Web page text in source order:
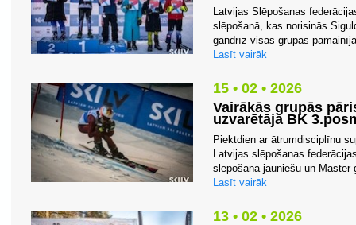
Latvijas Slēpošanas
slēpošanā, kas norisinās
gandrīz visās grupās
Lasīt vairāk
15 • 02 • 2026
Vairākās grupās
uzvarētāja BK
Piektdien ar ātrumdisciplīnu
Latvijas slēpošanas
slēpošanā jauniešu un Master
Lasīt vairāk
13 • 02 • 2026